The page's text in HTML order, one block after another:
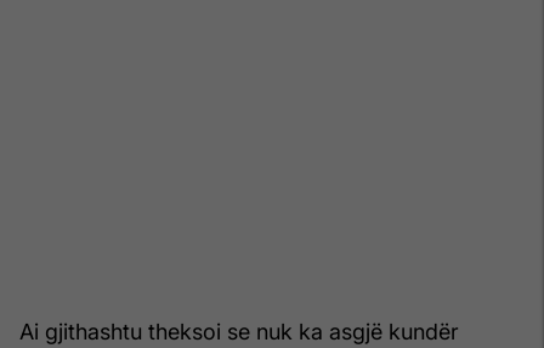
Ai gjithashtu theksoi se nuk ka asgjë kundër